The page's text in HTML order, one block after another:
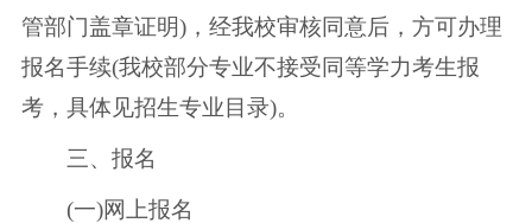
管部门盖章证明)，经我校审核同意后，方可办理
报名手续(我校部分专业不接受同等学力考生报
考，具体见招生专业目录)。
三、报名
(一)网上报名